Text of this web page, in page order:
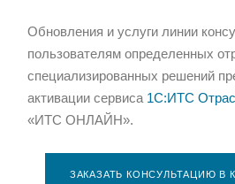
Обновления и услуги линии
пользователям определенных
специализированных решений
активации сервиса 1С:ИТС
«ИТС ОНЛАЙН».
ЗАКАЗАТЬ КОНСУЛЬТАЦИЮ В